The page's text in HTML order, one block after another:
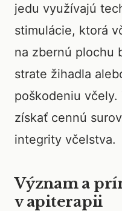
jedu využívajú
stimulácie, ktorá
na zbernú plochu
strate žihadla
poškodeniu
získať cennú
integrity včelstva.
Význam a
v apiterapii